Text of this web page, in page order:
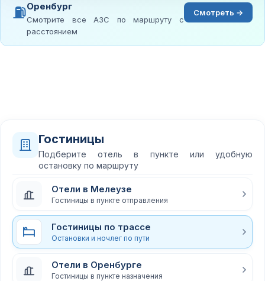
⛽Оренбург
Смотрите все АЗС по маршруту с
расстоянием
Смотреть →
Гостиницы
Подберите отель в пункте или удобную
остановку по маршруту
Отели в Мелеузе
Гостиницы в пункте отправления
Гостиницы по трассе
Остановки и ночлег по пути
Отели в Оренбурге
Гостиницы в пункте назначения